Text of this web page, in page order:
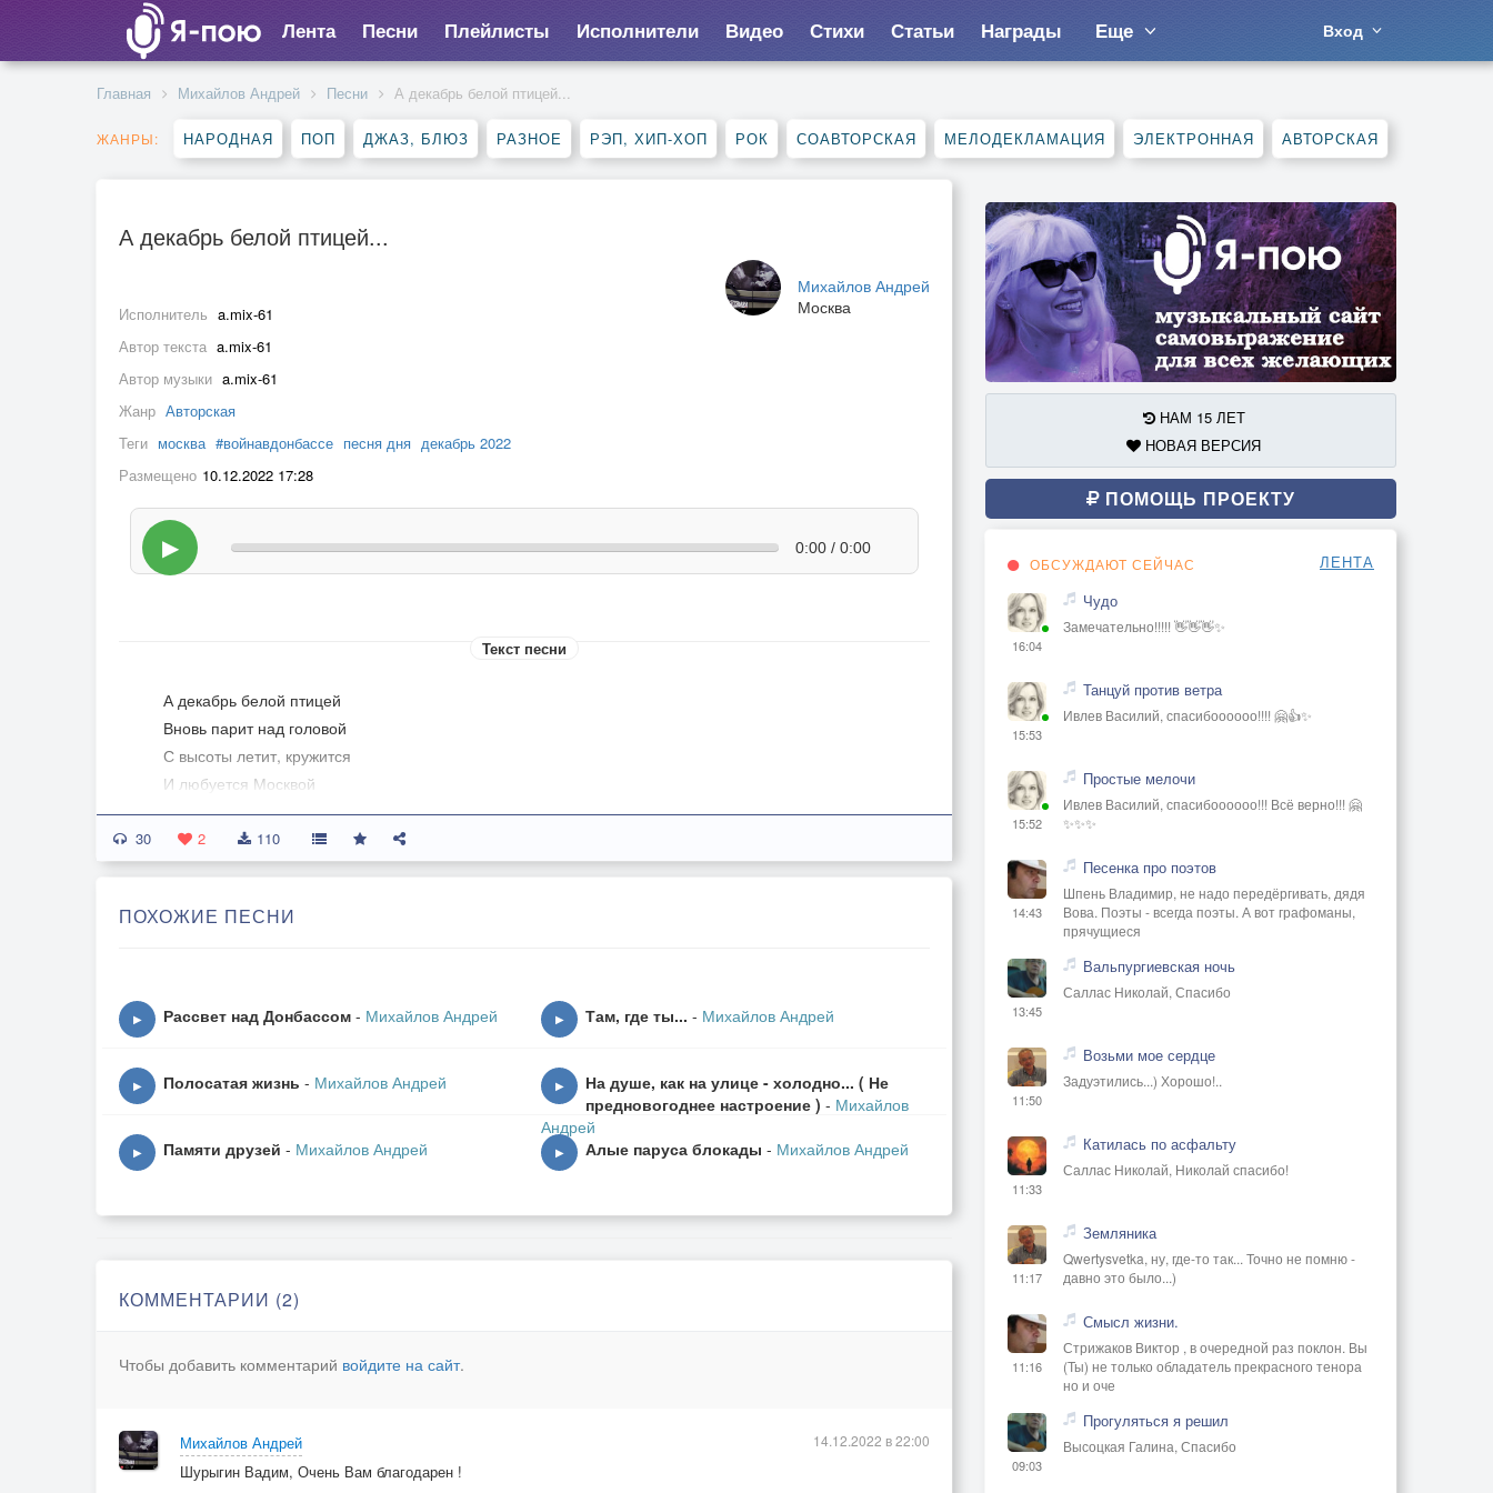
Лента Песни Плейлисты Исполнители Видео Стихи Статьи Награды Еще Вход
Главная Михайлов Андрей Песни А декабрь белой птицей...
ЖАНРЫ: НАРОДНАЯ ПОП ДЖАЗ, БЛЮЗ РАЗНОЕ РЭП, ХИП-ХОП РОК СОАВТОРСКАЯ МЕЛОДЕКЛАМАЦИЯ ЭЛЕКТРОННАЯ АВТОРСКАЯ
А декабрь белой птицей...
Михайлов Андрей
Москва
Исполнитель a.mix-61
Автор текста a.mix-61
Автор музыки a.mix-61
Жанр Авторская
Теги москва #войнавдонбассе песня дня декабрь 2022
Размещено 10.12.2022 17:28
▶ 0:00 / 0:00
Текст песни
А декабрь белой птицей
Вновь парит над головой
С высоты летит, кружится
И любуется Москвой
Белоснежным одеялом
Постепенно, неспеша
Город матушка Зима
Из машин сплошной поток,
В утро Ласточка летит…
Город, притомившись за день,
Огоньки как бриллианты -
Значит, скоро Новый год…
30 2 110
ПОХОЖИЕ ПЕСНИ
▶ Рассвет над Донбассом - Михайлов Андрей ▶ Там, где ты... - Михайлов Андрей
▶ Полосатая жизнь - Михайлов Андрей ▶
На душе, как на улице - холодно... ( Не
предновогоднее настроение ) - Михайлов
Андрей
▶ Памяти друзей - Михайлов Андрей ▶ Алые паруса блокады - Михайлов Андрей
КОММЕНТАРИИ (2)
Чтобы добавить комментарий войдите на сайт.
Михайлов Андрей
Шурыгин Вадим, Очень Вам благодарен !
14.12.2022 в 22:00
НАМ 15 ЛЕТ
НОВАЯ ВЕРСИЯ
ПОМОЩЬ ПРОЕКТУ
ОБСУЖДАЮТ СЕЙЧАС ЛЕНТА
16:04
Чудо
Замечательно!!!!! 👋👋👋✨
15:53
Танцуй против ветра
Ивлев Василий, спасибоооооо!!!! 🤗👍✨
15:52
Простые мелочи
Ивлев Василий, спасибоооооо!!! Всё верно!!! 🤗
✨✨✨
14:43
Песенка про поэтов
Шпень Владимир, не надо передёргивать, дядя
Вова. Поэты - всегда поэты. А вот графоманы,
прячущиеся
13:45
Вальпургиевская ночь
Саллас Николай, Спасибо
11:50
Возьми мое сердце
Задуэтились...) Хорошо!..
11:33
Катилась по асфальту
Саллас Николай, Николай спасибо!
11:17
Земляника
Qwertysvetka, ну, где-то так... Точно не помню -
давно это было...)
11:16
Смысл жизни.
Стрижаков Виктор , в очередной раз поклон. Вы
(Ты) не только обладатель прекрасного тенора
но и оче
09:03
Прогуляться я решил
Высоцкая Галина, Спасибо